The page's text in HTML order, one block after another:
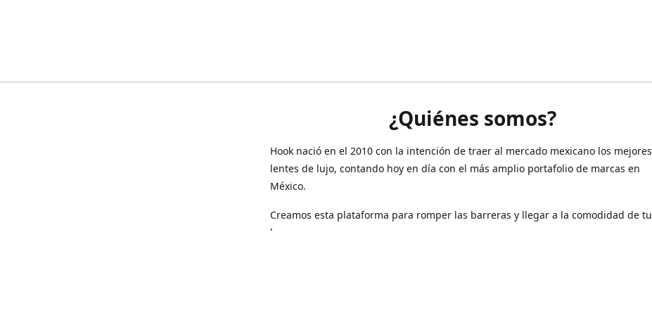
¿Quiénes somos?
Hook nació en el 2010 con la intención de traer al mercado mexicano los mejores
lentes de lujo, contando hoy en día con el más amplio portafolio de marcas en
México.
Creamos esta plataforma para romper las barreras y llegar a la comodidad de tu
hogar.